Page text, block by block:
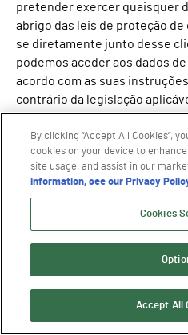
pretender exercer quaisquer
abrigo das leis de proteção
se diretamente junto desse
podemos aceder aos dados
acordo com as suas
contrário da legislação
apresentar-nos o seu pedido
nome do cliente que nos
Encaminharemos o seu
prestar-lhe-emos o apoio
10.4 As preferências do
Se processarmos os seus
receção dessas
a subscrição" localizada na
By clicking “Accept All Cookies”,
cookies on your device to
site usage, and assist in our
information, see our Privacy
Cookies
Accept All